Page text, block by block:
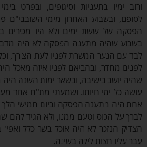
ימיו בתעניות וסיגופים, ובפרט בימי
ובשבוע האחרון מימי השובבי"ם פ'
של ששת ימים ולא היו מכירים בו
שהיה מתענה הפסקה לא היה מדבר
עם הנער המשרת לפניו לעת הצורך, וכל
מחדר, ובהביאם לפניו איזה מאכל היה
יושב בישיבה, ובשאר ימות השנה היה
כל ימי חיותו. ושמעתי מת"ח אחד מעיר
היה מתענה הפסקה וביום חמישי הלך
על הכוס וטעם ממנו, ולא הגיד להם
הנזכר לא היה אוכל בשר כלל ואפי'
עליו חצות לילה בשינה.